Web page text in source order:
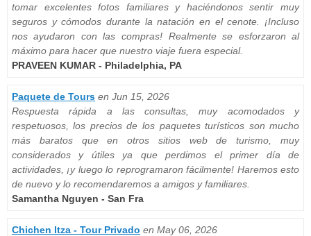
tomar excelentes fotos familiares y haciéndonos sentir muy
seguros y cómodos durante la natación en el cenote. ¡Incluso
nos ayudaron con las compras! Realmente se esforzaron al
máximo para hacer que nuestro viaje fuera especial.
PRAVEEN KUMAR - Philadelphia, PA
Paquete de Toursen Jun 15, 2026
Respuesta rápida a las consultas, muy acomodados y
respetuosos, los precios de los paquetes turísticos son mucho
más baratos que en otros sitios web de turismo, muy
considerados y útiles ya que perdimos el primer día de
actividades, ¡y luego lo reprogramaron fácilmente! Haremos esto
de nuevo y lo recomendaremos a amigos y familiares.
Samantha Nguyen - San Fra
Chichen Itza - Tour Privado en May 06, 2026